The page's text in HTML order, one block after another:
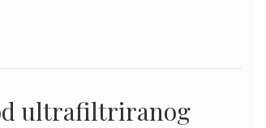
ultrafiltriranog